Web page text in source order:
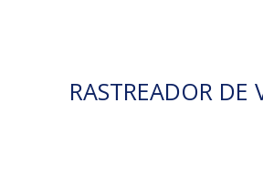
RASTREADOR DE